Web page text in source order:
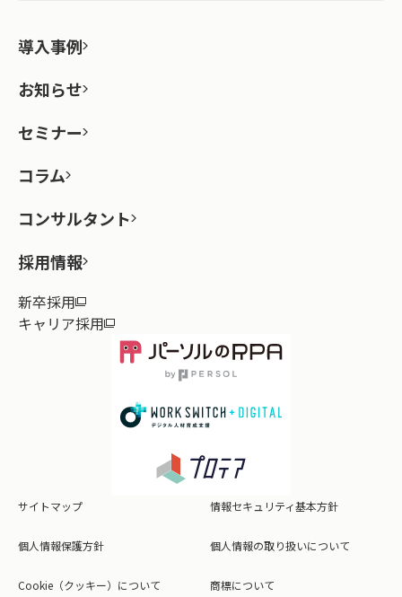
導入事例
お知らせ
セミナー
コラム
コンサルタント
採用情報
新卒採用
キャリア採用
サイトマップ 情報セキュリティ基本方針
個人情報保護方針 個人情報の取り扱いについて
Cookie（クッキー）について 商標について